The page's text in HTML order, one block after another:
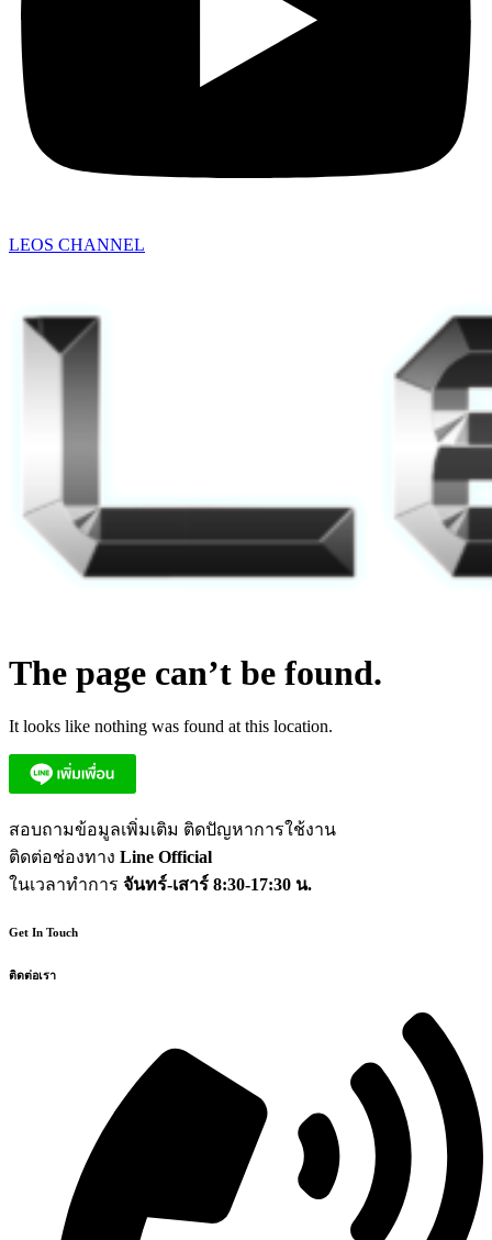
LEOS CHANNEL
The page can’t be found.
It looks like nothing was found at this location.
สอบถามข้อมูลเพิ่มเติม ติดปัญหาการใช้งาน
ติดต่อช่องทาง Line Official
ในเวลาทำการ จันทร์-เสาร์ 8:30-17:30 น.
Get In Touch
ติดต่อเรา